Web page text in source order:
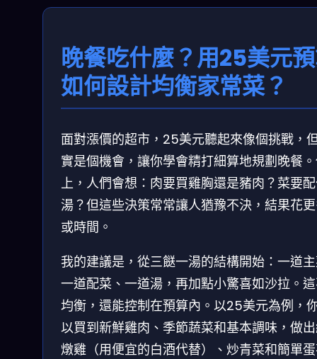
晚餐吃什麼？用25美元
如何設計均衡家常菜？
面對漲價的超市，25美元聽起來像個挑戰，
實是個機會，讓你學會精打細算地規劃晚餐
上，人們會想：肉要買雞胸還是豬肉？菜要
湯？但這些決策常常讓人猶豫不決，結果花
或時間。
我的建議是，從三餸一湯的結構開始：一道
一道配菜、一道湯，再加點小驚喜如沙拉。
均衡，還能控制在預算內。以25美元為例，
以買到新鮮雞肉、季節蔬菜和基本調味，做
燉雞（用便宜的白酒代替）、炒青菜和簡單